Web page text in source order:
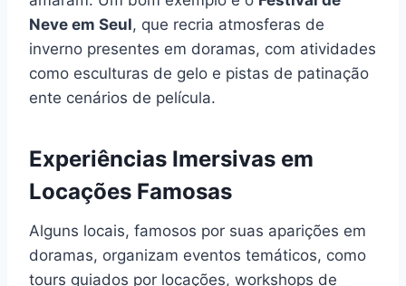
Neve em Seul, que recria atmosferas de
inverno presentes em doramas, com atividades
como esculturas de gelo e pistas de patinação
ente cenários de película.
Experiências Imersivas em
Locações Famosas
Alguns locais, famosos por suas aparições em
doramas, organizam eventos temáticos, como
tours guiados por locações, workshops de